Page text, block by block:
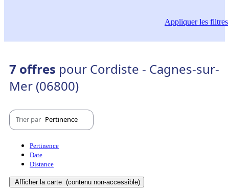
Appliquerles filtres
7 offres pour Cordiste - Cagnes-sur-
Mer (06800)
Trier par Pertinence
Pertinence
Date
Distance
Afficher la carte (contenu non-accessible)